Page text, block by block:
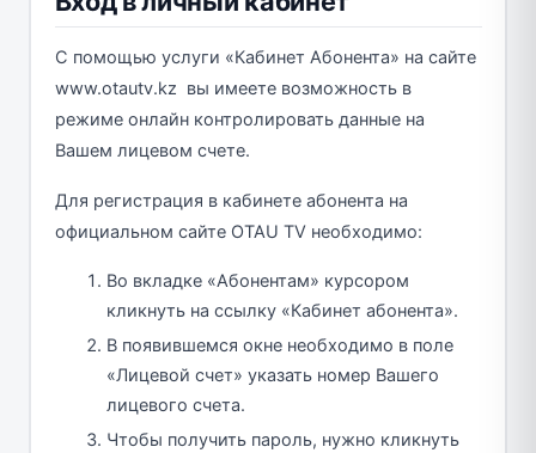
С помощью услуги «Кабинет Абонента» на сайте
www.otautv.kz вы имеете возможность в
режиме онлайн контролировать данные на
Вашем лицевом счете.
Для регистрация в кабинете абонента на
официальном сайте OTAU TV необходимо:
Во вкладке «Абонентам» курсором
кликнуть на ссылку «Кабинет абонента».
В появившемся окне необходимо в поле
«Лицевой счет» указать номер Вашего
лицевого счета.
Чтобы получить пароль, нужно кликнуть